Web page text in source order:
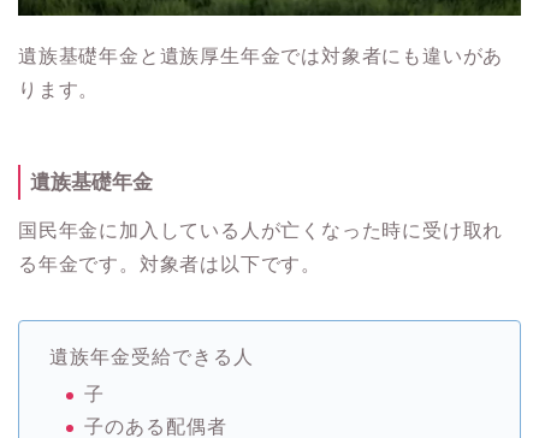
遺族基礎年金と遺族厚生年金では対象者にも違いがあ
ります。
遺族基礎年金
国民年金に加入している人が亡くなった時に受け取れ
る年金です。対象者は以下です。
遺族年金受給できる人
子
子のある配偶者